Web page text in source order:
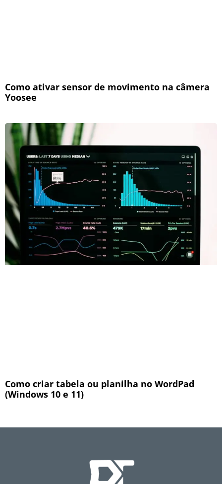
Como ativar sensor de movimento na câmera
Yoosee
Como criar tabela ou planilha no WordPad
(Windows 10 e 11)